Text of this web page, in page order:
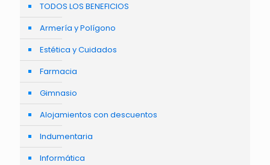
TODOS LOS BENEFICIOS
Armería y Polígono
Estética y Cuidados
Farmacia
Gimnasio
Alojamientos con descuentos
Indumentaria
Informática